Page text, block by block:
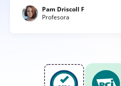
Pam Driscoll F
Profesora